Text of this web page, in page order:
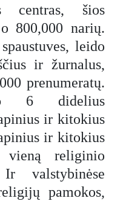
centras, šios
800,000 narių.
leido
ir žurnalus,
prenumeratų.
6 didelius
ir kitokius
ir kitokius
vieną religinio
valstybinėse
pamokos,